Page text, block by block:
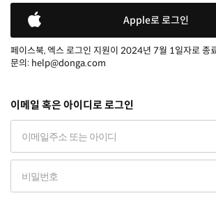
Apple로 로그인
페이스북, 엑스 로그인 지원이 2024년 7월 1일자로 종
문의: help@donga.com
이메일 혹은 아이디로 로그인